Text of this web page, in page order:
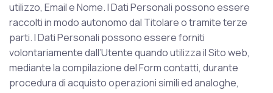
utilizzo, Email e Nome. I Dati Personali possono essere
raccolti in modo autonomo dal Titolare o tramite terze
parti. I Dati Personali possono essere forniti
volontariamente dall’Utente quando utilizza il Sito web,
mediante la compilazione del Form contatti, durante
procedura di acquisto operazioni simili ed analoghe,